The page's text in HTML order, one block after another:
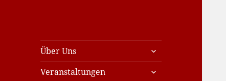
Über Uns
untermenü
öffnen
Veranstaltungen
untermenü